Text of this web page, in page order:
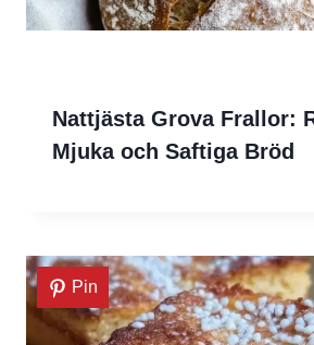
Nattjästa Grova Frallor:
Mjuka och Saftiga Bröd
Pin